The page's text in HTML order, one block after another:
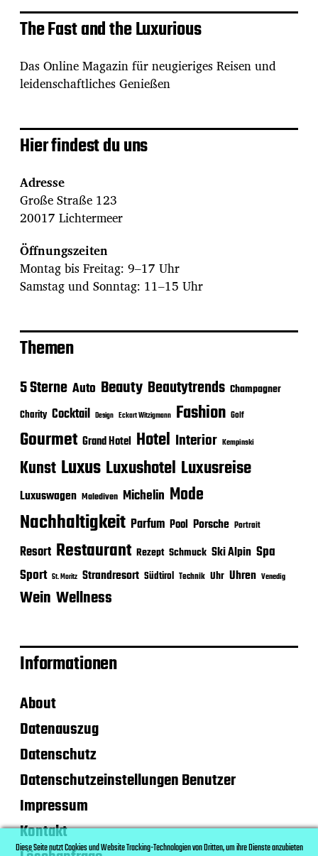
The Fast and the Luxurious
Das Online Magazin für neugieriges Reisen und
leidenschaftliches Genießen
Hier findest du uns
Adresse
Große Straße 123
20017 Lichtermeer
Öffnungszeiten
Montag bis Freitag: 9–17 Uhr
Samstag und Sonntag: 11–15 Uhr
Themen
5 Sterne Auto Beauty Beautytrends Champagner
Charity Cocktail Design Eckart Witzigmann Fashion Golf
Gourmet Grand Hotel Hotel Interior Kempinski
Kunst Luxus Luxushotel Luxusreise
Luxuswagen Malediven Michelin Mode
Nachhaltigkeit Parfum Pool Porsche Portrait
Resort Restaurant Rezept Schmuck Ski Alpin Spa
Sport St. Moritz Strandresort Südtirol Technik Uhr Uhren Venedig
Wein Wellness
Informationen
About
Datenauszug
Datenschutz
Datenschutzeinstellungen Benutzer
Impressum
Kontakt
Diese Seite nutzt Cookies und Website Tracking-Technologien von Dritten, um ihre Dienste anzubieten